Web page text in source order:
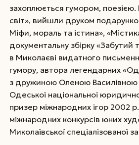
захоплюється гумором,
світ», вийшли друком
Міфи, мораль та істина»,
документальну збірку
в Миколаєві видатного
гумору, автора легендарних
з дружиною Оленою
Одеської національної
призер міжнародних ігор 2002
міжнародних конкурсів юних
Миколаївської спеціалізованої